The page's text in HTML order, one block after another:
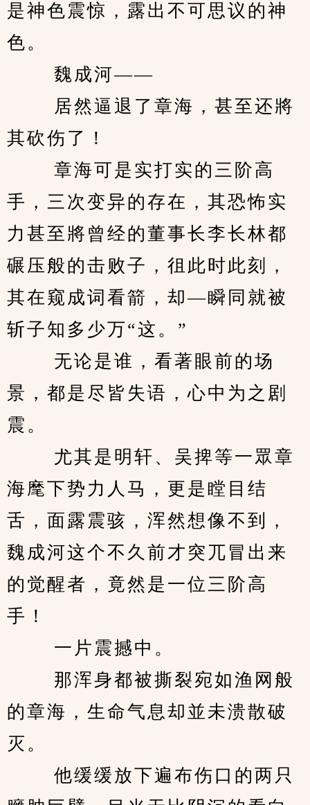
是神色震惊，露出不可思议的神
色。
魏成河——
居然逼退了章海，甚至还將
其砍伤了！
章海可是实打实的三阶高
手，三次变异的存在，其恐怖实
力甚至將曾经的董事长李长林都
碾压般的击败子，徂此时此刻，
其在窥成词看箭，却—瞬同就被
斩子知多少万“这。”
无论是谁，看著眼前的场
景，都是尽皆失语，心中为之剧
震。
尤其是明轩、吴捭等一眾章
海麾下势力人马，更是瞠目结
舌，面露震骇，浑然想像不到，
魏成河这个不久前才突兀冒出来
的觉醒者，竟然是一位三阶高
手！
一片震撼中。
那浑身都被撕裂宛如渔网般
的章海，生命气息却並未溃散破
灭。
他缓缓放下遍布伤口的两只